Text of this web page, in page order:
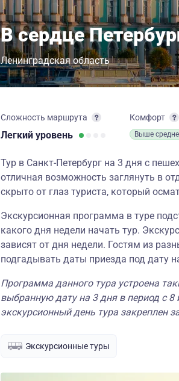
В сердце
Ленинградская область
Сложность маршрута
Легкий уровень
Комфорт
Выше
Тур в Санкт-Петербург на 3 дня с
отличная возможность заглянуть в
скрыто от глаз туриста, который
Экскурсионная программа в туре
какого дня недели начать тур.
зависят от дня недели. Гостям из
подгадывать даты приезда под дату
Программа данного тура устроена
выбранную дату на 3 дня в период с
экскурсионный день тура закреплен
Экскурсионные туры